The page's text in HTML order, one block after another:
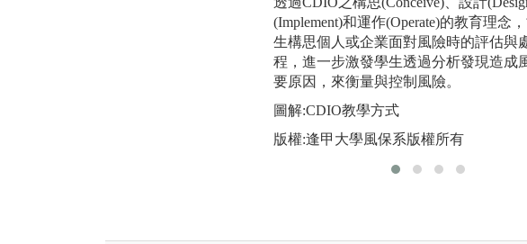
(Implement)和運作(Operate)的教育理念
生構思個人或企業面對風險時的評估與
程，進一步激發學生透過分析發現造成
要原因，來衡量與控制風險。
圖解:CDIO教學方式
版權:逢甲大學風保系版權所有